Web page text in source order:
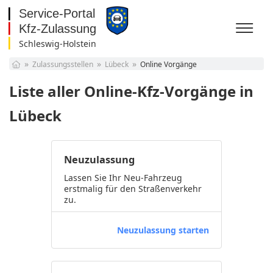
Schleswig-Holstein
Bayern
Berlin
Brandenburg
Bremen
Hamburg
Hessen
Vorpommern
Niedersachsen
Nordrhein-Westfalen
Rheinland-Pfalz
Saarland
Schleswig-Holstein
Thüringen
Zulassungsstellen Lübeck Online Vorgänge
Liste aller Online-Kfz-Vorgänge in
Lübeck
Neuzulassung
Lassen Sie Ihr Neu-Fahrzeug
erstmalig für den Straßenverkehr
zu.
Neuzulassung starten